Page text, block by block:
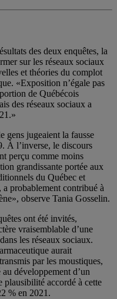
des deux enquêtes, la
sur les réseaux sociaux
et théories du complot
«Exposition n’égale pas
de Québécois
des réseaux sociaux a
gens jugeaient la fausse
À l’inverse, le discours
perçu comme moins
grandissante portée aux
du Québec et
probablement contribué à
observe Tania Gosselin.
ont été invités,
vraisemblable d’une
les réseaux sociaux.
aurait
par les moustiques,
développement d’un
accordé à cette
% en 2021.